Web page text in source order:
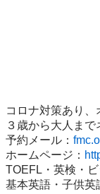
コロナ対策あり、
３歳から大人まで
予約メール：
ホームページ：
TOEFL・英検・
基本英語・子供英